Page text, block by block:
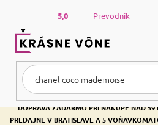
obsah
DOPRAVA ZADARMO PRI NÁKUPE NAD 59
PREDAJNE V BRATISLAVE A 5
5,0 Prevodník